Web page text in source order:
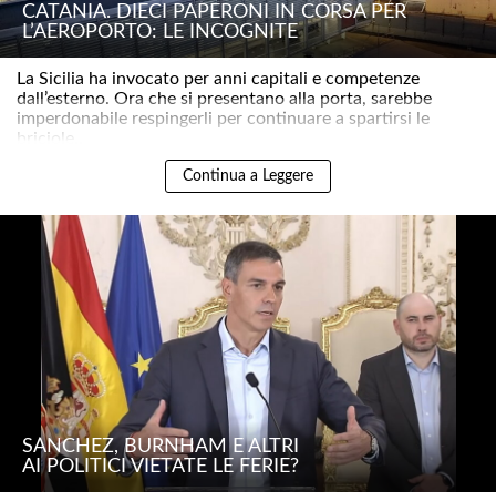
CATANIA. DIECI PAPERONI IN CORSA PER
L’AEROPORTO: LE INCOGNITE
La Sicilia ha invocato per anni capitali e competenze
dall’esterno. Ora che si presentano alla porta, sarebbe
imperdonabile respingerli per continuare a spartirsi le
briciole..
Continua a Leggere
SÁNCHEZ, BURNHAM E ALTRI
AI POLITICI VIETATE LE FERIE?